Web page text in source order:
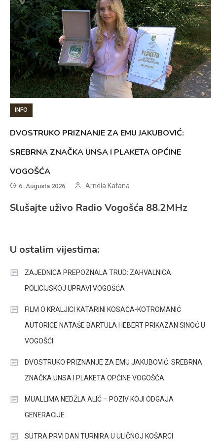
INFO
DVOSTRUKO PRIZNANJE ZA EMU JAKUBOVIĆ:
SREBRNA ZNAČKA UNSA I PLAKETA OPĆINE
VOGOŠĆA
6. Augusta 2026. Arnela Katana
Slušajte uživo Radio Vogošća 88.2MHz
U ostalim vijestima:
ZAJEDNICA PREPOZNALA TRUD: ZAHVALNICA
POLICIJSKOJ UPRAVI VOGOŠĆA
FILM O KRALJICI KATARINI KOSAČA-KOTROMANIĆ
AUTORICE NATAŠE BARTULA HEBERT PRIKAZAN SINOĆ U
VOGOŠĆI
DVOSTRUKO PRIZNANJE ZA EMU JAKUBOVIĆ: SREBRNA
ZNAČKA UNSA I PLAKETA OPĆINE VOGOŠĆA
MUALLIMA NEDŽLA ALIĆ – POZIV KOJI ODGAJA
GENERACIJE
SUTRA PRVI DAN TURNIRA U ULIČNOJ KOŠARCI